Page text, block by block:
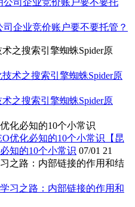
司企业竞价账户要不要托管？
之搜索引擎蜘蛛Spider原
之搜索引擎蜘蛛Spider原
化必知的10个小常识
【昆
知的10个小常识 07/01 21
习之路：内部链接的作用和结